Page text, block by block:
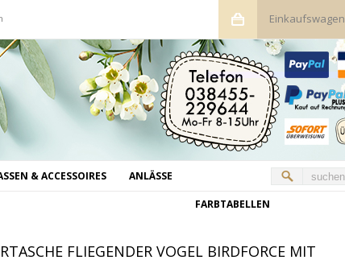
Einkaufswagen
& ACCESSOIRES ANLÄSSE
FARBTABELLEN
FLIEGENDER VOGEL BIRDFORCE MIT